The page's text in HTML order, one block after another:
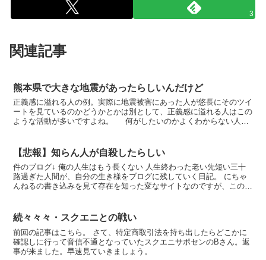
3
関連記事
熊本県で大きな地震があったらしいんだけど
正義感に溢れる人の例。実際に地震被害にあった人が悠長にそのツイ
ートを見ているのかどうかとかは別として、正義感に溢れる人はこの
ような活動が多いですよね。 何がしたいのかよくわからない人の
【悲報】知らん人が自殺したらしい
件のブログ↓ 俺の人生はもう長くない 人生終わった老い先短い三十
路過ぎた人間が、自分の生き様をブログに残していく日記。 にちゃ
んねるの書き込みを見て存在を知った変なサイトなのですが、このブ
続々々々・スクエニとの戦い
前回の記事はこちら。 さて、特定商取引法を持ち出したらどこかに
確認しに行って音信不通となっていたスクエニサポセンのBさん。返
事が来ました。早速見ていきましょう。